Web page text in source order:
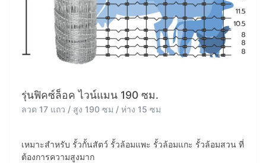
รุ่นฟิคซ์ล็อค ไวน์แมน 190 ซม.
ลวด 17 แถว / สูง 190 ซม / ห่าง 15 ซม
เหมาะสำหรับ รั้วกั้นสัตว์ รั้วล้อมแพะ รั้วล้อมแกะ รั้วล้อมสวน ที่
ต้องการความสูงมาก